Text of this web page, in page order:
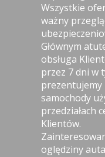
Wszystkie
ważny
Głównym
obsługa
przez 7 dni w
prezentujemy
samochody
przedziałach
Klientów.
oględziny